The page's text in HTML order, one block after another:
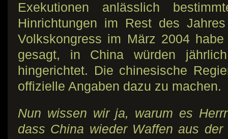
Exekutionen anlässlich
Hinrichtungen im Rest des
Volkskongress im März 2004
gesagt, in China würden
hingerichtet. Die chinesische
offizielle Angaben dazu zu machen.
Nun wissen wir ja, warum es
dass China wieder Waffen aus